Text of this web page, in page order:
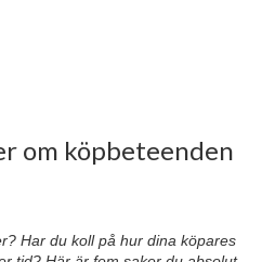
om köpbeteenden
Har du koll på hur dina köpares